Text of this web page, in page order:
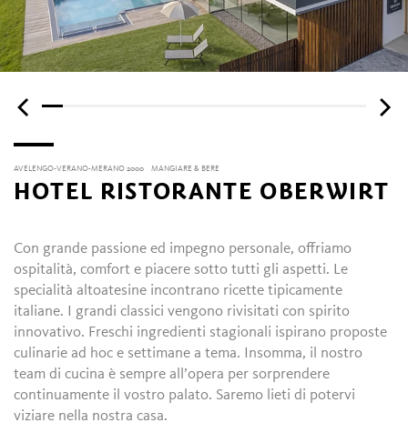
AVELENGO-VERANO-MERANO 2000 MANGIARE & BERE
HOTEL RISTORANTE OBERWIRT
Con grande passione ed impegno personale, offriamo
ospitalità, comfort e piacere sotto tutti gli aspetti. Le
specialità altoatesine incontrano ricette tipicamente
italiane. I grandi classici vengono rivisitati con spirito
innovativo. Freschi ingredienti stagionali ispirano proposte
culinarie ad hoc e settimane a tema. Insomma, il nostro
team di cucina è sempre all’opera per sorprendere
continuamente il vostro palato. Saremo lieti di potervi
viziare nella nostra casa.